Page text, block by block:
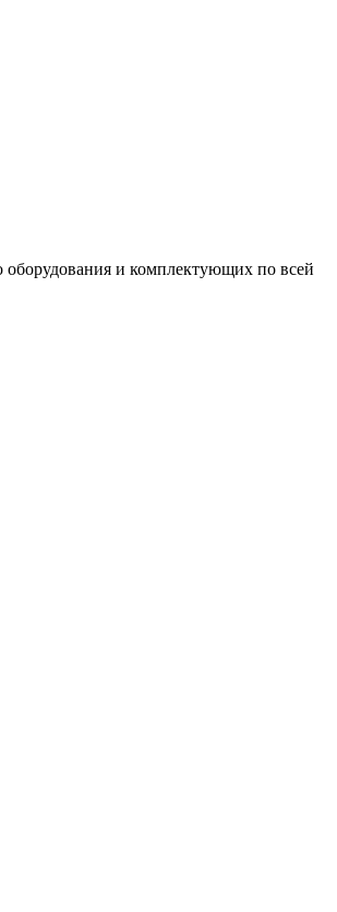
и комплектующих по всей